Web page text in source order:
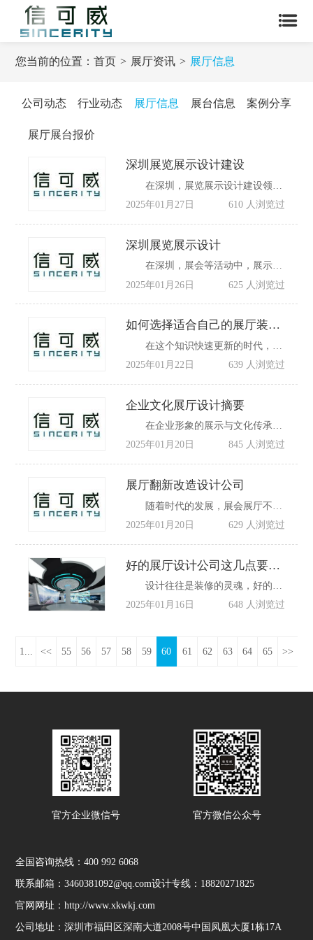
您当前的位置：首页 展厅资讯 展厅信息
公司动态 行业动态 展厅信息 展台信息 案例分享
展厅展台报价
深圳展览展示设计建设
2025年01月27日
610 人浏览过
深圳展览展示设计
在深圳，展会等活动中，展示设计模型扮演着关键角色。这种方式能直观地呈现创意和规划。在这个创意和竞争并存的市场中，设计模型需要考虑诸多因素。
2025年01月26日
625 人浏览过
如何选择适合自己的展厅装修设计公司
2025年01月22日
639 人浏览过
企业文化展厅设计摘要
2025年01月20日
845 人浏览过
展厅翻新改造设计公司
2025年01月20日
629 人浏览过
好的展厅设计公司这几点要记清！
2025年01月16日
648 人浏览过
1... << 55 56 57 58 59 60 61 62 63 64 65 >>
官方企业微信号 官方微信公众号
全国咨询热线：400 992 6068
联系邮箱：3460381092@qq.com设计专线：18820271825
官网网址：http://www.xkwkj.com
公司地址：深圳市福田区深南大道2008号中国凤凰大厦1栋17A